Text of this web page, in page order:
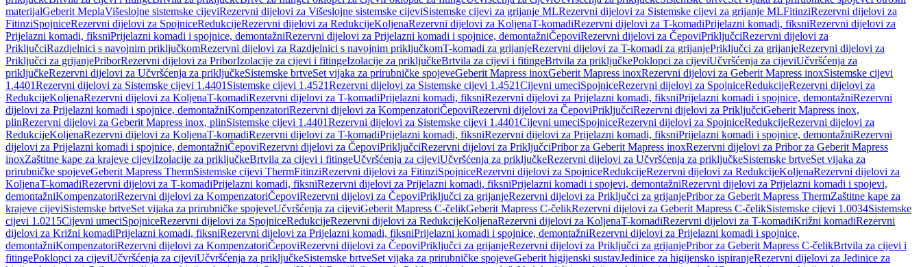
materijalGeberit MeplaVišeslojne sistemske cijeviRezervni dijelovi za Višeslojne sistemske cijeviSistemske cijevi za grijanje MLRezervni dijelovi za Sistemske cijevi za grijanje MLFitinziRezervni dijelovi za
FitinziSpojniceRezervni dijelovi za SpojniceRedukcijeRezervni dijelovi za RedukcijeKoljenaRezervni dijelovi za KoljenaT-komadiRezervni dijelovi za T-komadiPrijelazni komadi, fiksniRezervni dijelovi za
Prijelazni komadi, fiksniPrijelazni komadi i spojnice, demontažniRezervni dijelovi za Prijelazni komadi i spojnice, demontažniČepoviRezervni dijelovi za ČepoviPriključciRezervni dijelovi za
PriključciRazdjelnici s navojnim priključkomRezervni dijelovi za Razdjelnici s navojnim priključkomT-komadi za grijanjeRezervni dijelovi za T-komadi za grijanjePriključci za grijanjeRezervni dijelovi za
Priključci za grijanjePriborRezervni dijelovi za PriborIzolacije za cijevi i fitingeIzolacije za priključkeBrtvila za cijevi i fitingeBrtvila za priključkePoklopci za cijeviUčvršćenja za cijeviUčvršćenja za
priključkeRezervni dijelovi za Učvršćenja za priključkeSistemske brtveSet vijaka za prirubničke spojeveGeberit Mapress inoxGeberit Mapress inoxRezervni dijelovi za Geberit Mapress inoxSistemske cijevi
1.4401Rezervni dijelovi za Sistemske cijevi 1.4401 Sistemske cijevi 1.4521Rezervni dijelovi za Sistemske cijevi 1.4521Cijevni umeciSpojniceRezervni dijelovi za SpojniceRedukcijeRezervni dijelovi za
RedukcijeKoljenaRezervni dijelovi za KoljenaT-komadiRezervni dijelovi za T-komadiPrijelazni komadi, fiksniRezervni dijelovi za Prijelazni komadi, fiksniPrijelazni komadi i spojnice, demontažniRezervni
dijelovi za Prijelazni komadi i spojnice, demontažniKompenzatoriRezervni dijelovi za KompenzatoriČepoviRezervni dijelovi za ČepoviPriključciRezervni dijelovi za PriključciGeberit Mapress inox,
plinRezervni dijelovi za Geberit Mapress inox, plinSistemske cijevi 1.4401Rezervni dijelovi za Sistemske cijevi 1.4401Cijevni umeciSpojniceRezervni dijelovi za SpojniceRedukcijeRezervni dijelovi za
RedukcijeKoljenaRezervni dijelovi za KoljenaT-komadiRezervni dijelovi za T-komadiPrijelazni komadi, fiksniRezervni dijelovi za Prijelazni komadi, fiksniPrijelazni komadi i spojnice, demontažniRezervni
dijelovi za Prijelazni komadi i spojnice, demontažniČepoviRezervni dijelovi za ČepoviPriključciRezervni dijelovi za PriključciPribor za Geberit Mapress inoxRezervni dijelovi za Pribor za Geberit Mapress
inoxZaštitne kape za krajeve cijeviIzolacije za priključkeBrtvila za cijevi i fitingeUčvršćenja za cijeviUčvršćenja za priključkeRezervni dijelovi za Učvršćenja za priključkeSistemske brtveSet vijaka za
prirubničke spojeveGeberit Mapress ThermSistemske cijevi ThermFitinziRezervni dijelovi za FitinziSpojniceRezervni dijelovi za SpojniceRedukcijeRezervni dijelovi za RedukcijeKoljenaRezervni dijelovi za
KoljenaT-komadiRezervni dijelovi za T-komadiPrijelazni komadi, fiksniRezervni dijelovi za Prijelazni komadi, fiksniPrijelazni komadi i spojevi, demontažniRezervni dijelovi za Prijelazni komadi i spojevi,
demontažniKompenzatoriRezervni dijelovi za KompenzatoriČepoviRezervni dijelovi za ČepoviPriključci za grijanjeRezervni dijelovi za Priključci za grijanjePribor za Geberit Mapress ThermZaštitne kape za
krajeve cijeviSistemske brtveSet vijaka za prirubničke spojeveUčvršćenja za cijeviGeberit Mapress C-čelikGeberit Mapress C-čelikRezervni dijelovi za Geberit Mapress C-čelikSistemske cijevi 1.0034Sistemske
cijevi 1.0215Cijevni umeciSpojniceRezervni dijelovi za SpojniceRedukcijeRezervni dijelovi za RedukcijeKoljenaRezervni dijelovi za KoljenaT-komadiRezervni dijelovi za T-komadiKrižni komadiRezervni
dijelovi za Križni komadiPrijelazni komadi, fiksniRezervni dijelovi za Prijelazni komadi, fiksniPrijelazni komadi i spojnice, demontažniRezervni dijelovi za Prijelazni komadi i spojnice,
demontažniKompenzatoriRezervni dijelovi za KompenzatoriČepoviRezervni dijelovi za ČepoviPriključci za grijanjeRezervni dijelovi za Priključci za grijanjePribor za Geberit Mapress C-čelikBrtvila za cijevi i
fitingePoklopci za cijeviUčvršćenja za cijeviUčvršćenja za priključkeSistemske brtveSet vijaka za prirubničke spojeveGeberit higijenski sustavJedinice za higijensko ispiranjeRezervni dijelovi za Jedinice za